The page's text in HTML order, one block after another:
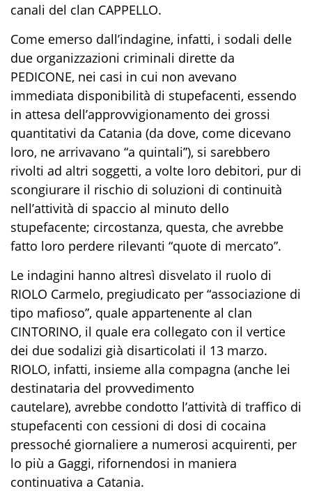
canali del clan CAPPELLO.
Come emerso dall’indagine, infatti, i sodali delle
due organizzazioni criminali dirette da
PEDICONE, nei casi in cui non avevano
immediata disponibilità di stupefacenti, essendo
in attesa dell’approvvigionamento dei grossi
quantitativi da Catania (da dove, come dicevano
loro, ne arrivavano “a quintali”), si sarebbero
rivolti ad altri soggetti, a volte loro debitori, pur di
scongiurare il rischio di soluzioni di continuità
nell’attività di spaccio al minuto dello
stupefacente; circostanza, questa, che avrebbe
fatto loro perdere rilevanti “quote di mercato”.
Le indagini hanno altresì disvelato il ruolo di
RIOLO Carmelo, pregiudicato per “associazione di
tipo mafioso”, quale appartenente al clan
CINTORINO, il quale era collegato con il vertice
dei due sodalizi già disarticolati il 13 marzo.
RIOLO, infatti, insieme alla compagna (anche lei
destinataria del provvedimento
cautelare), avrebbe condotto l’attività di traffico di
stupefacenti con cessioni di dosi di cocaina
pressoché giornaliere a numerosi acquirenti, per
lo più a Gaggi, rifornendosi in maniera
continuativa a Catania.